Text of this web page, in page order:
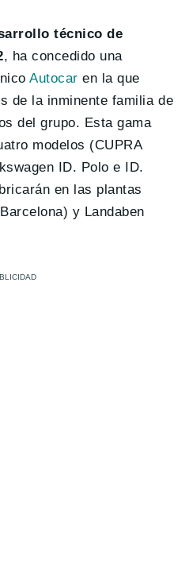
técnico de
, ha concedido una
Autocar en la que
de la inminente familia de
del grupo. Esta gama
modelos (CUPRA
ID. Polo e ID.
en las plantas
y Landaben